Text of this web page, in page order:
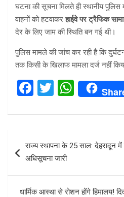
घटना की सूचना मिलते ही स्थानीय
वाहनों को हटवाकरहाईवे पर ट्रैफिक
देर के लिए जाम की स्थिति बन गई थी।
पुलिस मामले की जांच कर रही है कि
तक किसी के खिलाफ मामला दर्ज नहीं
F
ce
o
o
k
T
tt
er
W
at
A
p
navigation
राज्य स्थापना के 25 साल: देहरादून
अधिसूचना जारी
धार्मिक आस्था से रोशन होंगे हिमालय!